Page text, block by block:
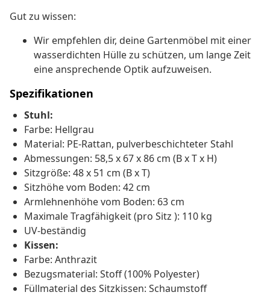
Gut zu wissen:
Wir empfehlen dir, deine Gartenmöbel mit einer
wasserdichten Hülle zu schützen, um lange Zeit
eine ansprechende Optik aufzuweisen.
Spezifikationen
Stuhl:
Farbe: Hellgrau
Material: PE-Rattan, pulverbeschichteter Stahl
Abmessungen: 58,5 x 67 x 86 cm (B x T x H)
Sitzgröße: 48 x 51 cm (B x T)
Sitzhöhe vom Boden: 42 cm
Armlehnenhöhe vom Boden: 63 cm
Maximale Tragfähigkeit (pro Sitz ): 110 kg
UV-beständig
Kissen:
Farbe: Anthrazit
Bezugsmaterial: Stoff (100% Polyester)
Füllmaterial des Sitzkissen: Schaumstoff